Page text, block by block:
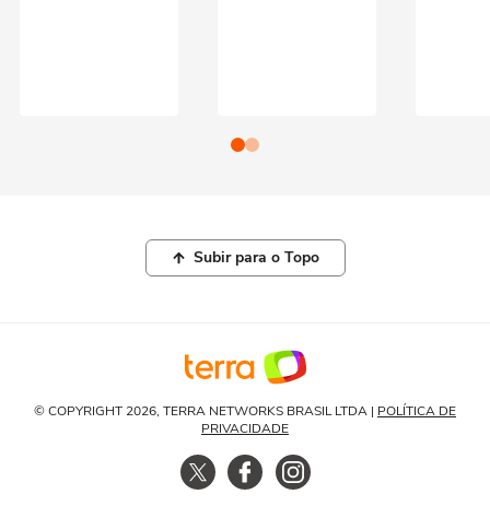
Subir para o Topo
© COPYRIGHT 2026, TERRA NETWORKS BRASIL LTDA | POLÍTICA DE
PRIVACIDADE